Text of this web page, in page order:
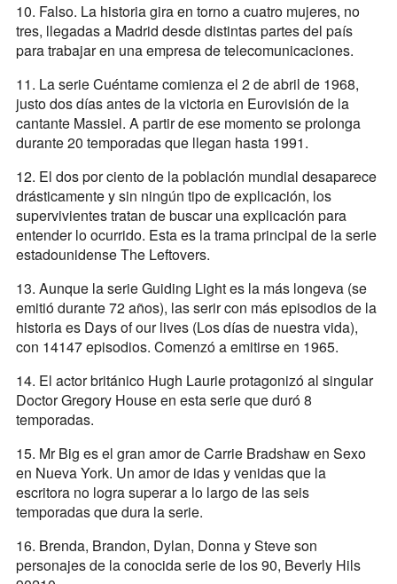
10. Falso. La historia gira en torno a cuatro mujeres, no
tres, llegadas a Madrid desde distintas partes del país
para trabajar en una empresa de telecomunicaciones.
11. La serie Cuéntame comienza el 2 de abril de 1968,
justo dos días antes de la victoria en Eurovisión de la
cantante Massiel. A partir de ese momento se prolonga
durante 20 temporadas que llegan hasta 1991.
12. El dos por ciento de la población mundial desaparece
drásticamente y sin ningún tipo de explicación, los
supervivientes tratan de buscar una explicación para
entender lo ocurrido. Esta es la trama principal de la serie
estadounidense The Leftovers.
13. Aunque la serie Guiding Light es la más longeva (se
emitió durante 72 años), las serir con más episodios de la
historia es Days of our lives (Los días de nuestra vida),
con 14147 episodios. Comenzó a emitirse en 1965.
14. El actor británico Hugh Laurie protagonizó al singular
Doctor Gregory House en esta serie que duró 8
temporadas.
15. Mr Big es el gran amor de Carrie Bradshaw en Sexo
en Nueva York. Un amor de idas y venidas que la
escritora no logra superar a lo largo de las seis
temporadas que dura la serie.
16. Brenda, Brandon, Dylan, Donna y Steve son
personajes de la conocida serie de los 90, Beverly Hils